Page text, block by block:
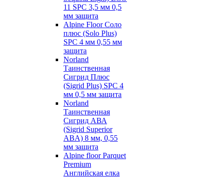
11 SPC 3,5 мм 0,5
мм защита
Alpine Floor Соло
плюс (Solo Plus)
SPC 4 мм 0,55 мм
защита
Norland
Таинственная
Сигрид Плюс
(Sigrid Plus) SPC 4
мм 0,5 мм защита
Norland
Таинственная
Сигрид АВА
(Sigrid Superior
ABA) 8 мм, 0,55
мм защита
Alpine floor Parquet
Premium
Английская елка